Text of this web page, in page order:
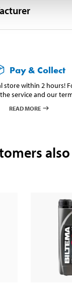
Pay & Collect
store within 2 hours!
service and our
READ MORE